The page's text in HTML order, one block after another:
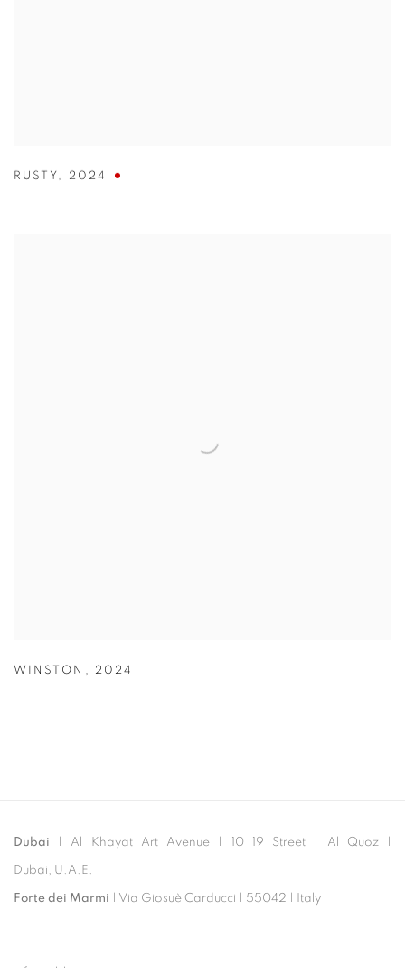
RUSTY, 2024
WINSTON , 2024
Dubai | Al Khayat Art Avenue 10 19 Street Al Quoz
Dubai, U.A.E.
Forte dei Marmi | Via Giosuè Carducci | 55042 | Italy